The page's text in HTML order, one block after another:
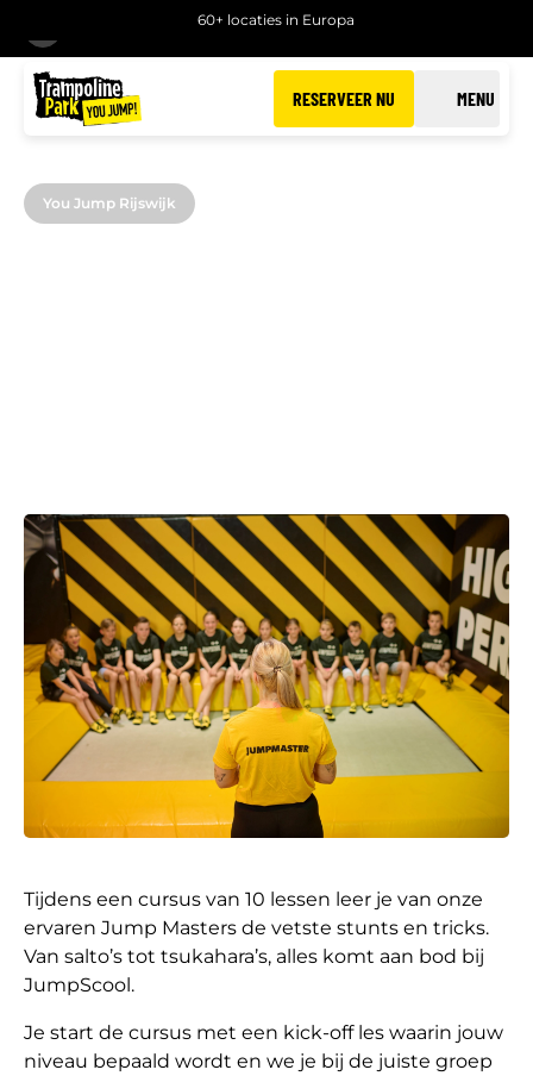
60+ locaties in Europa
RESERVEER NU MENU
You Jump Rijswijk
Tijdens een cursus van 10 lessen leer je van onze
ervaren Jump Masters de vetste stunts en tricks.
Van salto’s tot tsukahara’s, alles komt aan bod bij
JumpScool.
Je start de cursus met een kick-off les waarin jouw
niveau bepaald wordt en we je bij de juiste groep